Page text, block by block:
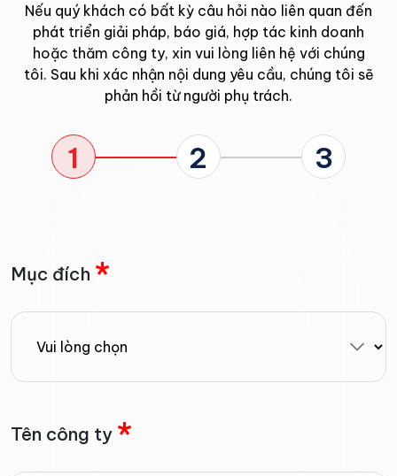
Nếu quý khách có bất kỳ câu hỏi nào liên quan đến
phát triển giải pháp, báo giá, hợp tác kinh doanh
hoặc thăm công ty, xin vui lòng liên hệ với chúng
tôi. Sau khi xác nhận nội dung yêu cầu, chúng tôi sẽ
phản hồi từ người phụ trách.
1 2 3
Mục đích *
Tên công ty *